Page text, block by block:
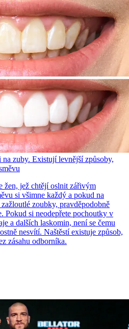
zuby. Existují levnější způsoby,
žen, jež chtějí oslnit zářivým
si všimne každý a pokud na
zoubky, pravděpodobně
Pokud si neodepřete pochoutky v
a dalších laskomin, není se čemu
nesvítí. Naštěstí existuje způsob,
zásahu odborníka.